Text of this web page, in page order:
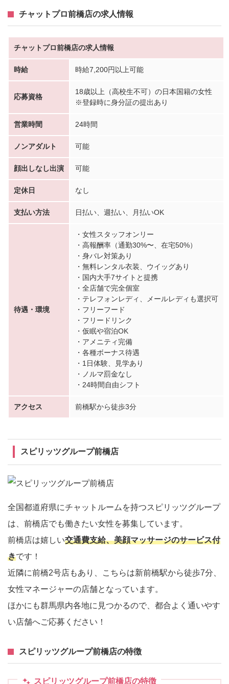
チャットプロ前橋店の求人情報
チャットプロ前橋店の求人情報
時給 時給7,200円以上可能
応募資格
18歳以上（高校生不可）の日本国籍の女性
※登録時に身分証の提出あり
営業時間 24時間
ノンアダルト 可能
顔出しなし出演 可能
定休日 なし
支払い方法 日払い、週払い、月払いOK
待遇・環境
・女性スタッフオンリー
・高報酬率（通勤30%〜、在宅50%）
・身バレ対策あり
・無料レンタル衣装、ウイッグあり
・国内大手7サイトと提携
・全店舗で完全個室
・テレフォンレディ、メールレディも選択可
・フリーフード
・フリードリンク
・仮眠や宿泊OK
・アメニティ完備
・各種ボーナス待遇
・1日体験、見学あり
・ノルマ罰金なし
・24時間自由シフト
アクセス 前橋駅から徒歩3分
スピリッツグループ前橋店
全国都道府県にチャットルームを持つスピリッツグループ
は、前橋店でも働きたい女性を募集しています。
前橋店は嬉しい交通費支給、美顔マッサージのサービス付
きです！
近隣に前橋2号店もあり、こちらは新前橋駅から徒歩7分、
女性マネージャーの店舗となっています。
ほかにも群馬県内各地に見つかるので、都合よく通いやす
い店舗へご応募ください！
スピリッツグループ前橋店の特徴
スピリッツグループ前橋店の特徴